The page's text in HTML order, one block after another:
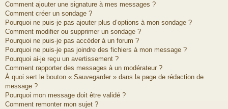
Comment ajouter une signature à mes messages ?
Comment créer un sondage ?
Pourquoi ne puis-je pas ajouter plus d’options à mon sondage ?
Comment modifier ou supprimer un sondage ?
Pourquoi ne puis-je pas accéder à un forum ?
Pourquoi ne puis-je pas joindre des fichiers à mon message ?
Pourquoi ai-je reçu un avertissement ?
Comment rapporter des messages à un modérateur ?
À quoi sert le bouton « Sauvegarder » dans la page de rédaction de
message ?
Pourquoi mon message doit être validé ?
Comment remonter mon sujet ?